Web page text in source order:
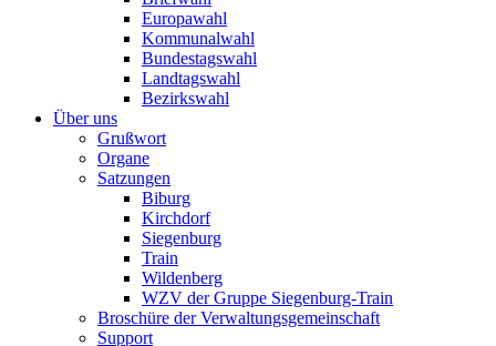
Europawahl
Kommunalwahl
Bundestagswahl
Landtagswahl
Bezirkswahl
Über uns
Grußwort
Organe
Satzungen
Biburg
Kirchdorf
Siegenburg
Train
Wildenberg
WZV der Gruppe Siegenburg-Train
Broschüre der Verwaltungsgemeinschaft
Support